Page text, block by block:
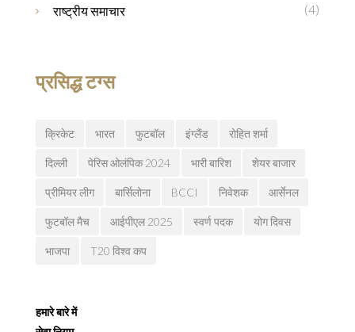
राष्ट्रीय समाचार (4)
प्रसिद्ध टग्स
क्रिकेट भारत फुटबॉल इंग्लैंड रोहित शर्मा
दिल्ली पेरिस ओलंपिक 2024 भारी बारिश शेयर बाजार
प्रीमियर लीग बार्सिलोना BCCI निवेशक आर्सेनल
फुटबॉल मैच आईपीएल 2025 स्वर्ण पदक योग दिवस
भाजपा T20 विश्व कप
हमारे बारे में